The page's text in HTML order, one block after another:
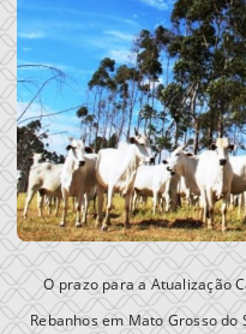
O prazo para a Atualização
Rebanhos em Mato Grosso